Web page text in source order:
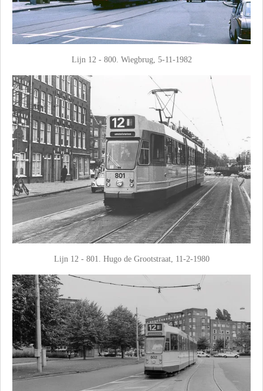
Lijn 12 - 800. Wiegbrug, 5-11-1982
Lijn 12 - 801. Hugo de Grootstraat, 11-2-1980